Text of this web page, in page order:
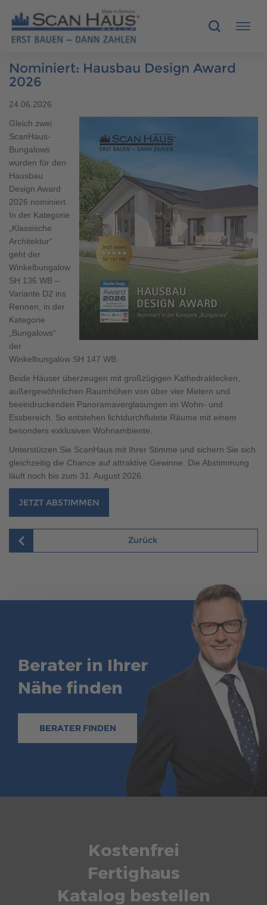
HÄUSER
MUSTERHÄUSER
SCANHAUS-VORTEILE
RUND UMS BAUEN
ÜBER UNS
KONTAKT
Brauchen Sie Hilfe?
038221 4000
MUSTERHAUS FINDEN
Nominiert: Hausbau Design Award
2026
24.06.2026
Gleich zwei
ScanHaus-
Bungalows
wurden für den
Hausbau
Design Award
2026 nominiert.
In der Kategorie
„Klassische
Architektur“
geht der
Winkelbungalow
SH 136 WB –
Variante D2 ins
Rennen, in der
Kategorie
„Bungalows“
der
Winkelbungalow SH 147 WB.
Beide Häuser überzeugen mit großzügigen Kathedraldecken,
außergewöhnlichen Raumhöhen von über vier Metern und
beeindruckenden Panoramaverglasungen im Wohn- und
Essbereich. So entstehen lichtdurchflutete Räume mit einem
besonders exklusiven Wohnambiente.
Unterstützen Sie ScanHaus mit Ihrer Stimme und sichern Sie sich
gleichzeitig die Chance auf attraktive Gewinne. Die Abstimmung
läuft noch bis zum 31. August 2026.
JETZT ABSTIMMEN
Zurück
Berater in Ihrer
Nähe finden
BERATER FINDEN
Kostenfrei
Fertighaus
Katalog bestellen